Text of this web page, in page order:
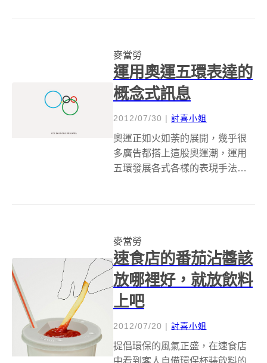
了頭該怎麼辦？ 設計師
&nbsp;Da...
麥當勞
運用奧運五環表達的
概念式訊息
2012/07/30 | 討喜小姐
奧運正如火如荼的展開，幾乎很
多廣告都搭上這股奧運潮，運用
五環發展各式各樣的表現手法，
式開始，我們就深深的陷入奧運
熱潮了阿！ 黃色...
麥當勞
速食店的番茄沾醬該
放哪裡好，就放飲料
上吧
2012/07/20 | 討喜小姐
提倡環保的風氣正盛，在速食店
中看到客人自備環保杯裝飲料的